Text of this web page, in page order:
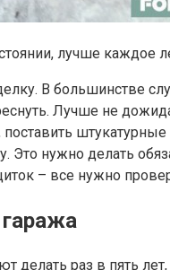
лучше каждое
В большинстве
Лучше не
штукатурные
Это нужно делать
– все нужно
делать раз в пять